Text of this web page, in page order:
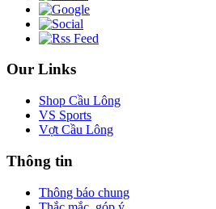
Our Links
Shop Cầu Lông
VS Sports
Vợt Cầu Lông
Thông tin
Thông báo chung